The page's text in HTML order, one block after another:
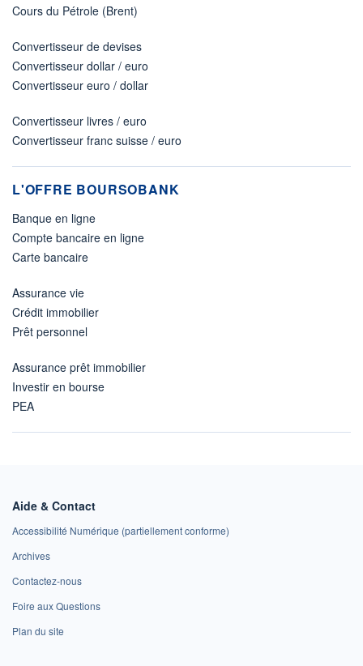
Cours du Pétrole (Brent)
Convertisseur de devises
Convertisseur dollar / euro
Convertisseur euro / dollar
Convertisseur livres / euro
Convertisseur franc suisse / euro
L'OFFRE BOURSOBANK
Banque en ligne
Compte bancaire en ligne
Carte bancaire
Assurance vie
Crédit immobilier
Prêt personnel
Assurance prêt immobilier
Investir en bourse
PEA
Aide & Contact
Accessibilité Numérique (partiellement conforme)
Archives
Contactez-nous
Foire aux Questions
Plan du site